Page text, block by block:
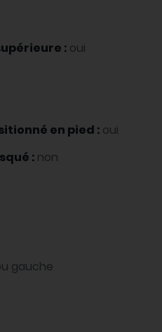
: oui
en pied : oui
: non
gauche